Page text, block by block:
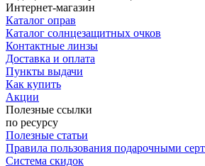
Интернет-магазин
Каталог оправ
Каталог солнцезащитных очков
Контактные линзы
Доставка и оплата
Пункты выдачи
Как купить
Акции
Полезные ссылки
по ресурсу
Полезные статьи
Правила пользования подарочными
Система скидок